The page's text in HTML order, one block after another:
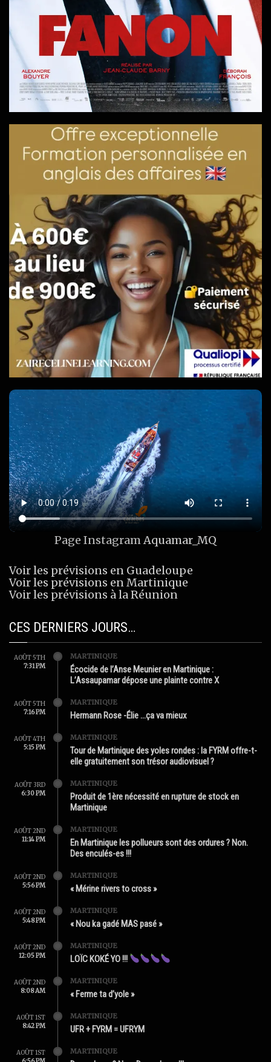
Page InstagramAquamar_MQ
Voir les prévisions en Guadeloupe
Voir les prévisions en Martinique
Voir les prévisions à la Réunion
CES DERNIERS JOURS…
AOÛT 5TH
7:31 PM
MARTINIQUE
Écocide de l’Anse Meunier en Martinique :
L’Assaupamar dépose une plainte contre X
AOÛT 5TH
7:16 PM
MARTINIQUE
Hermann Rose -Élie …ça va mieux
AOÛT 4TH
5:15 PM
MARTINIQUE
Tour de Martinique des yoles rondes : la FYRM offre-t-
elle gratuitement son trésor audiovisuel ?
AOÛT 3RD
6:30 PM
MARTINIQUE
Produit de 1ère nécessité en rupture de stock en
Martinique
AOÛT 2ND
11:14 PM
MARTINIQUE
En Martinique les pollueurs sont des ordures ? Non.
Des enculés-es !!!
AOÛT 2ND
5:56 PM
MARTINIQUE
« Mérine rivers to cross »
AOÛT 2ND
5:48 PM
MARTINIQUE
« Nou ka gadé MAS pasé »
AOÛT 2ND
12:05 PM
MARTINIQUE
LOÏC KOKÉ YO !!!
AOÛT 2ND
8:08 AM
MARTINIQUE
« Ferme ta d’yole »
AOÛT 1ST
8:42 PM
MARTINIQUE
UFR + FYRM = UFRYM
AOÛT 1ST
MARTINIQUE